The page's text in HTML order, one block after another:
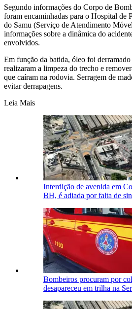
Segundo informações do Corpo de
foram encaminhadas para o Hospital de
do Samu (Serviço de Atendimento
informações sobre a dinâmica do
envolvidos.
Em função da batida, óleo foi
realizaram a limpeza do trecho e
que caíram na rodovia. Serragem de
evitar derrapagens.
Leia Mais
Interdição de avenida em
BH, é adiada por falta de
Bombeiros procuram por
desapareceu em trilha na